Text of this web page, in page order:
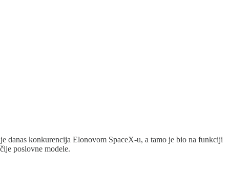
konkurencija Elonovom SpaceX-u, a tamo je bio na funkciji
poslovne modele.